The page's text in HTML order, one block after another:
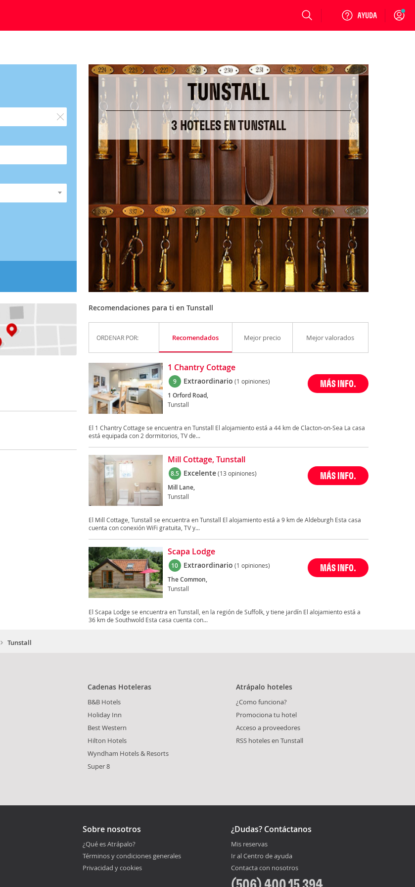
Login
TUNSTALL
3 HOTELES EN TUNSTALL
Recomendaciones para ti en Tunstall
ORDENAR POR: Recomendados Mejor precio Mejor valorados
1 Chantry Cottage
9 Extraordinario (1 opiniones)
1 Orford Road,
Tunstall
MÁS INFO.
El 1 Chantry Cottage se encuentra en Tunstall El alojamiento está a 44 km de Clacton-on-Sea La casa
está equipada con 2 dormitorios, TV de...
Mill Cottage, Tunstall
8.5 Excelente(13 opiniones)
Mill Lane,
Tunstall
MÁS INFO.
El Mill Cottage, Tunstall se encuentra en Tunstall El alojamiento está a 9 km de Aldeburgh Esta casa
cuenta con conexión WiFi gratuita, TV y...
Scapa Lodge
10 Extraordinario (1 opiniones)
The Common,
Tunstall
MÁS INFO.
El Scapa Lodge se encuentra en Tunstall, en la región de Suffolk, y tiene jardín El alojamiento está a
36 km de Southwold Esta casa cuenta con...
Tunstall
Cadenas Hoteleras
B&B Hotels
Holiday Inn
Best Western
Hilton Hotels
Wyndham Hotels & Resorts
Super 8
Atrápalo hoteles
¿Como funciona?
Promociona tu hotel
Acceso a proveedores
RSS hoteles en Tunstall
Sobre nosotros
¿Qué es Atrápalo?
Términos y condiciones generales
Privacidad y cookies
¿Dudas? Contáctanos
Mis reservas
Ir al Centro de ayuda
Contacta con nosotros